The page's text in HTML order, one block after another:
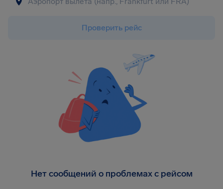
Проверить рейс
Нет сообщений о проблемах с рейсом